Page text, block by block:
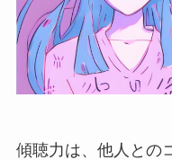
傾聴力は、他人との